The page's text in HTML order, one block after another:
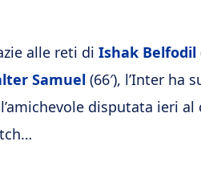
alle reti di Ishak Belfodil
Samuel (66′), l’Inter ha
disputata ieri